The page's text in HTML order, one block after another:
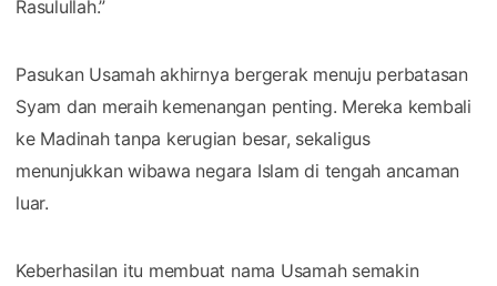
Rasulullah.”
Pasukan Usamah akhirnya bergerak menuju perbatasan
Syam dan meraih kemenangan penting. Mereka kembali
ke Madinah tanpa kerugian besar, sekaligus
menunjukkan wibawa negara Islam di tengah ancaman
luar.
Keberhasilan itu membuat nama Usamah semakin